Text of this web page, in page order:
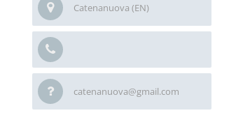
Catenanuova (EN)
catenanuova@gmail.com